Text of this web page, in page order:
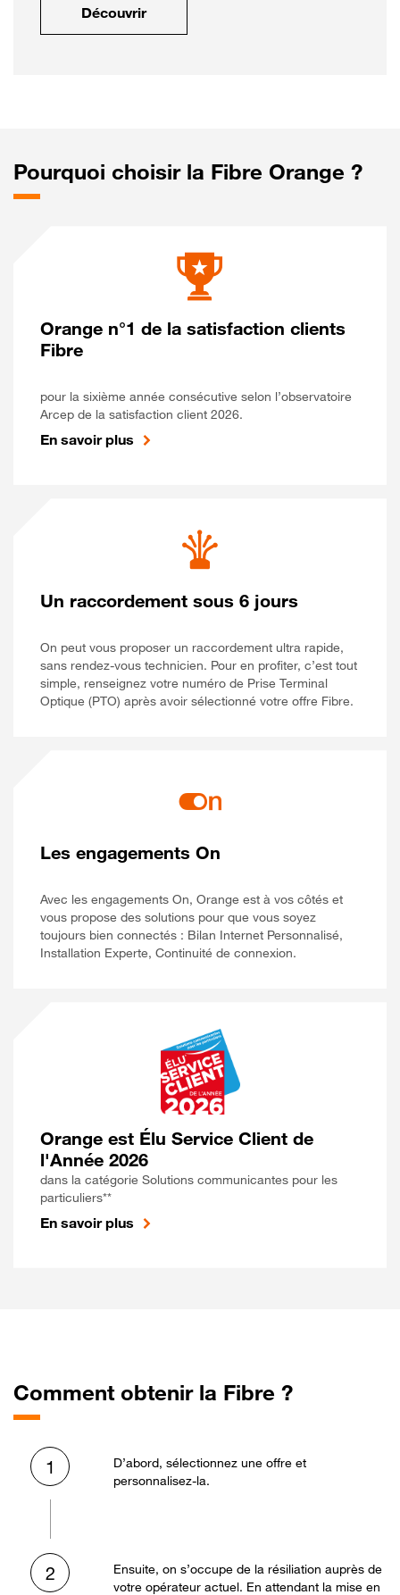
Découvrir
Pourquoi choisir la Fibre Orange ?
Orange n°1 de la satisfaction clients
Fibre
pour la sixième année consécutive selon l’observatoire
Arcep de la satisfaction client 2026.
En savoir plus
Un raccordement sous 6 jours
On peut vous proposer un raccordement ultra rapide,
sans rendez-vous technicien. Pour en profiter, c’est tout
simple, renseignez votre numéro de Prise Terminal
Optique (PTO) après avoir sélectionné votre offre Fibre.
Les engagements On
Avec les engagements On, Orange est à vos côtés et
vous propose des solutions pour que vous soyez
toujours bien connectés : Bilan Internet Personnalisé,
Installation Experte, Continuité de connexion.
Orange est Élu Service Client de
l'Année 2026
dans la catégorie Solutions communicantes pour les
particuliers**
En savoir plus
Comment obtenir la Fibre ?
1
D’abord, sélectionnez une offre et
personnalisez-la.
2
Ensuite, on s’occupe de la résiliation auprès de
votre opérateur actuel. En attendant la mise en